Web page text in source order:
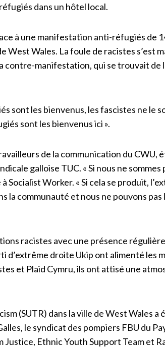
dans un hôtel local.
à une manifestation anti-réfugiés de
West Wales. La foule de racistes s’est
contre-manifestation, qui se trouvait de
sont les bienvenus, les fascistes ne le
sont les bienvenus ici ».
de la communication du CWU,
galloise TUC. « Si nous ne sommes
Socialist Worker. « Si cela se produit,
la communauté et nous ne pouvons pas
racistes avec une présence
d’extrême droite Ukip ont alimenté les
et Plaid Cymru, ils ont attisé une
(SUTR) dans la ville de West Wales a
le syndicat des pompiers FBU du
Justice, Ethnic Youth Support Team et